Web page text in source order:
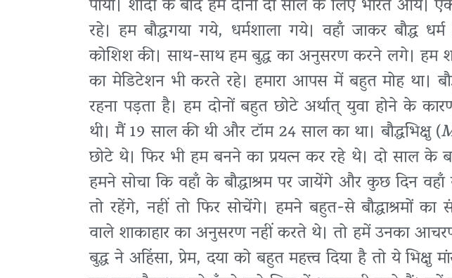
पाया। शादी के बाद हम दोनों दो साल के लिए भारत
रहे। हम बौद्धगया गये, धर्मशाला गये। वहाँ जाकर बौद्ध
कोशिश की। साथ-साथ हम बुद्ध का अनुसरण करने लगे। हम
का मेडिटेशन भी करते रहे। हमारा आपस में बहुत मोह था।
रहना पड़ता है। हम दोनों बहुत छोटे अर्थात् युवा होने के
थी। मैं 19 साल की थी और टॉम 24 साल का था। बौद्धभिक्षु (
छोटे थे। फिर भी हम बनने का प्रयत्न कर रहे थे। दो साल के
हमने सोचा कि वहाँ के बौद्धाश्रम पर जायेंगे और कुछ दिन
तो रहेंगे, नहीं तो फिर सोचेंगे। हमने बहुत-से बौद्धाश्रमों
वाले शाकाहार का अनुसरण नहीं करते थे। तो हमें उनका
बुद्ध ने अहिंसा, प्रेम, दया को बहुत महत्त्व दिया है तो ये